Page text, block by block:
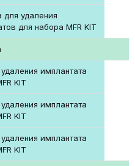
для удаления
для набора MFR KIT
имплантата
KIT
имплантата
KIT
имплантата
KIT